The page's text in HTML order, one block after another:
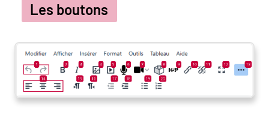
Les boutons